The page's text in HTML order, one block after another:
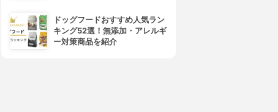
ドッグフードおすすめ人気ラン
キング52選！無添加・アレルギ
ー対策商品を紹介